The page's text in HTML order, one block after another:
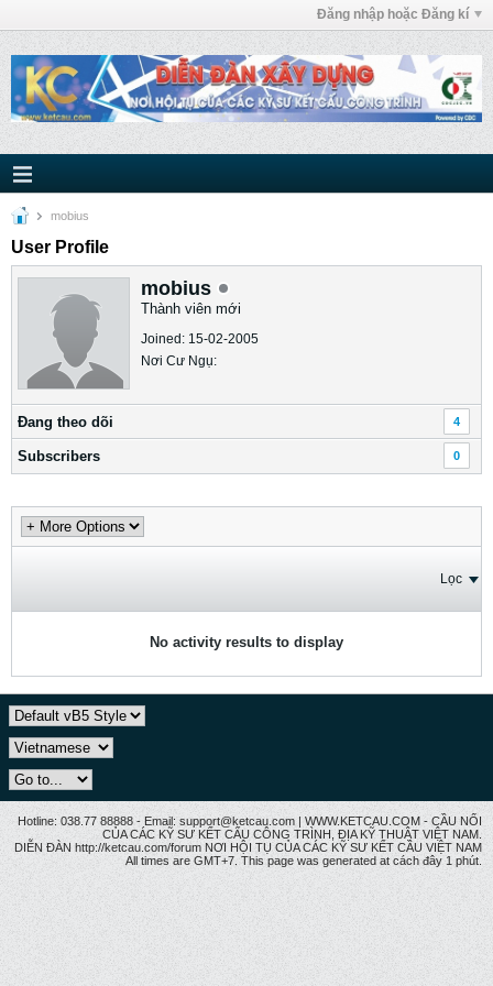
Đăng nhập hoặc Đăng kí
mobius
User Profile
mobius
Thành viên mới
Joined: 15-02-2005
Nơi Cư Ngụ:
Ðang theo dõi 4
Subscribers 0
Lọc
No activity results to display
Hotline: 038.77 88888 - Email: support@ketcau.com | WWW.KETCAU.COM - CẦU NỐI
CỦA CÁC KỸ SƯ KẾT CẤU CÔNG TRÌNH, ĐỊA KỸ THUẬT VIỆT NAM.
DIỄN ĐÀN http://ketcau.com/forum NƠI HỘI TỤ CỦA CÁC KỸ SƯ KẾT CÂU VIỆT NAM
All times are GMT+7. This page was generated at cách đây 1 phút.